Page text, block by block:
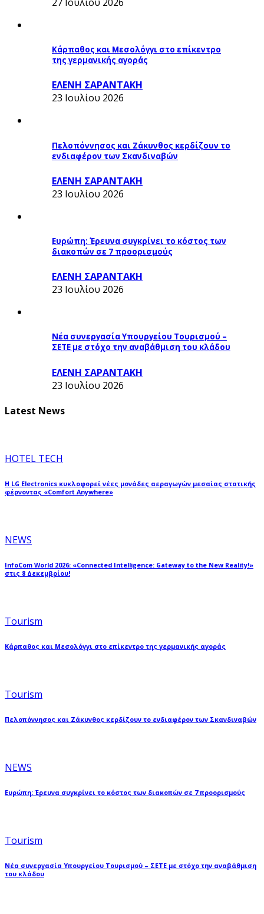
Κάρπαθος και Μεσολόγγι στο επίκεντρο
της γερμανικής αγοράς
ΕΛΕΝΗ ΣΑΡΑΝΤΑΚΗ
23 Ιουλίου 2026
Πελοπόννησος και Ζάκυνθος κερδίζουν το
ενδιαφέρον των Σκανδιναβών
ΕΛΕΝΗ ΣΑΡΑΝΤΑΚΗ
23 Ιουλίου 2026
Ευρώπη: Έρευνα συγκρίνει το κόστος των
διακοπών σε 7 προορισμούς
ΕΛΕΝΗ ΣΑΡΑΝΤΑΚΗ
23 Ιουλίου 2026
Νέα συνεργασία Υπουργείου Τουρισμού –
ΣΕΤΕ με στόχο την αναβάθμιση του κλάδου
ΕΛΕΝΗ ΣΑΡΑΝΤΑΚΗ
23 Ιουλίου 2026
Latest News
HOTEL TECH
Η LG Electronics κυκλοφορεί νέες μονάδες αεραγωγών μεσαίας στατικής
φέρνοντας «Comfort Anywhere»
NEWS
InfoCom World 2026: «Connected Intelligence: Gateway to the New Reality!»
στις 8 Δεκεμβρίου!
Tourism
Κάρπαθος και Μεσολόγγι στο επίκεντρο της γερμανικής αγοράς
Tourism
Πελοπόννησος και Ζάκυνθος κερδίζουν το ενδιαφέρον των Σκανδιναβών
NEWS
Ευρώπη: Έρευνα συγκρίνει το κόστος των διακοπών σε 7 προορισμούς
Tourism
Νέα συνεργασία Υπουργείου Τουρισμού – ΣΕΤΕ με στόχο την αναβάθμιση
του κλάδου